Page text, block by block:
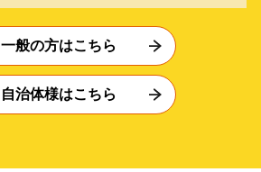
一般の方はこちら
自治体様はこちら